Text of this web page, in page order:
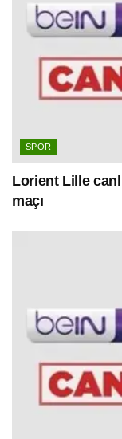
SPOR
Lorient Lille
maçı